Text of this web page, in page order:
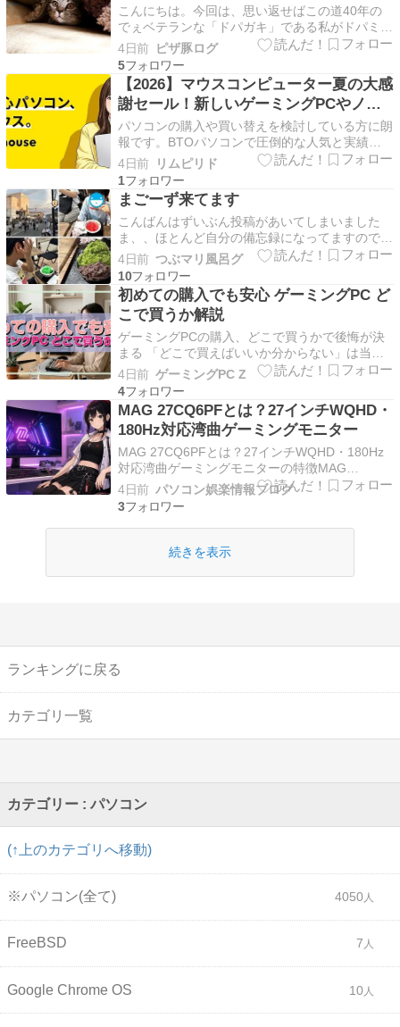
こんにちは。今回は、思い返せばこの道40年の
でぇベテランな「ドパガキ」である私がドパミン
生活から服薬でドパミンが物理的に枯渇してる中
でセロトニン生活に移るための色々を考えてみま
す。 それではどうぞ。 前の記事はこちらから 陰
性症状まっ只中のぼやきはこちらから。 【日
記】陰性症状…
4日前 ピザ豚ログ
5
【2026】マウスコンピューター夏の大感
謝セール！新しいゲーミングPCやノー
トPCを買うなら今しかない。後悔しな
い選び方とは【8月26日まで】
パソコンの購入や買い替えを検討している方に朗
報です。BTOパソコンで圧倒的な人気と実績を
誇るマウスコンピューターにて、待望のビッグイ
ベント「夏の大感謝セール」がスタートしまし
た！ 今回のセールでは、普段は手の届きにく
いハイスペックなゲーミングPCから、プロ仕様
のクリエイ…
4日前
リムピリド
1
まごーず来てます
こんばんはずいぶん投稿があいてしまいました
ま、、ほとんど自分の備忘録になってますので問
題ないですけども(*^^*)仕事がバタバタで、気ぜ
わしさもあり、誰かさんのお世話みたいな日々で
もあり（高齢役員）実家も実家で最近、改めて感
じるのはほんと私はノンストップで日々過ごして
いるな～まぐ…
4日前 つぶマリ風呂グ
10
初めての購入でも安心 ゲーミングPC ど
こで買うか解説
ゲーミングPCの購入、どこで買うかで後悔が決
まる 「どこで買えばいいか分からない」は当然
の悩み ゲーミングPCを初めて買おうとしたと
き、多くの方が最初にぶつかる壁が「どこで買う
か」という問題です。 家電量販店、ネット通
販、BTOメーカー直販、自作……と選択肢がい
くつもあります。 …
4日前 ゲーミングPC Z
4
MAG 27CQ6PFとは？27インチWQHD・
180Hz対応湾曲ゲーミングモニター
MAG 27CQ6PFとは？27インチWQHD・180Hz
対応湾曲ゲーミングモニターの特徴MAG
27CQ6PFは、27インチのWQHD（2560×1440）
解像度と最大180Hzリフレッシュレートに対応し
たゲーミングモニターです。WQHDの高精細表
示に加え、1500R湾曲パネ…
4日前 パソコン娯楽情報ブログ
3
続きを表示
ランキングに戻る
カテゴリ一覧
カテゴリー : パソコン
(↑上のカテゴリへ移動)
※パソコン(全て) 4050
FreeBSD 7
Google Chrome OS 10